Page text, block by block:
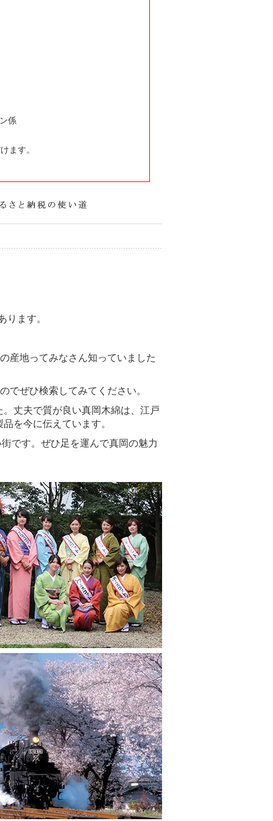
係
ます。
ます。
産地ってみなさん知っていました
ぜひ検索してみてください。
丈夫で質が良い真岡木綿は、江戸
を今に伝えています。
です。ぜひ足を運んで真岡の魅力